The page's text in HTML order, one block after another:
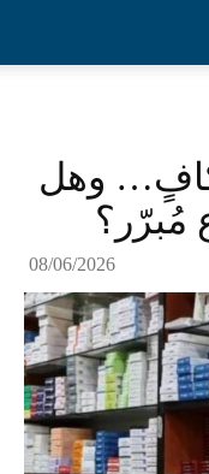
كافٍ… وهل
مُبرّر؟
08/06/2026